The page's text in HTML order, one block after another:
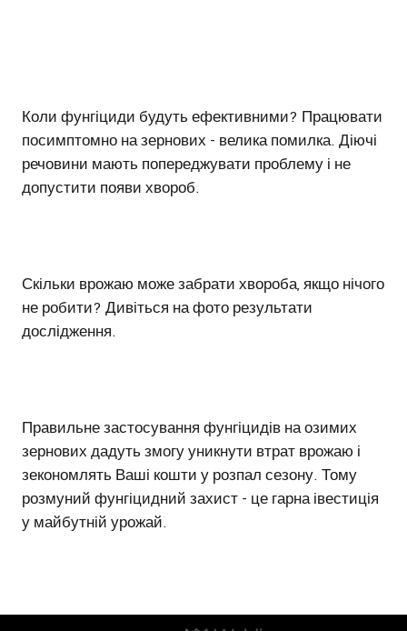
Коли фунгіциди будуть ефективними? Працювати
посимптомно на зернових - велика помилка. Діючі
речовини мають попереджувати проблему і не
допустити появи хвороб.
Скільки врожаю може забрати хвороба, якщо нічого
не робити? Дивіться на фото результати
дослідження.
Правильне застосування фунгіцидів на озимих
зернових дадуть змогу уникнути втрат врожаю і
зекономлять Ваші кошти у розпал сезону. Тому
розмуний фунгіцидний захист - це гарна івестиція
у майбутній урожай.